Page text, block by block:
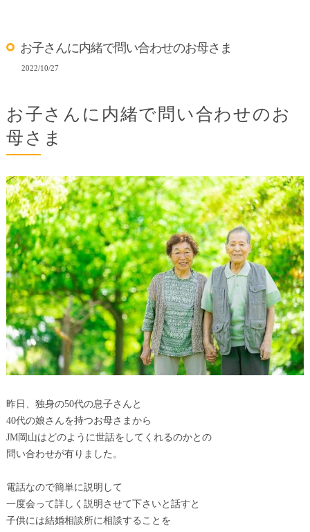
お子さんに内緒で問い合わせのお母さま
2022/10/27
お子さんに内緒で問い合わせのお
母さま
昨日、独身の50代の息子さんと
40代の娘さんを持つお母さまから
JM岡山はどのように世話をしてくれるのかとの
問い合わせが有りました。
電話なので簡単に説明して
一度会って詳しく説明させて下さいと話すと
子供には結婚相談所に相談することを